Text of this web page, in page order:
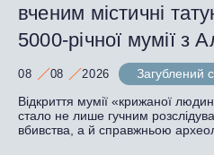
вченим містичні
5000-річної мумії з
08 08 2026
Загублений
Відкриття мумії «крижаної
стало не лише гучним
вбивства, а й справжньою